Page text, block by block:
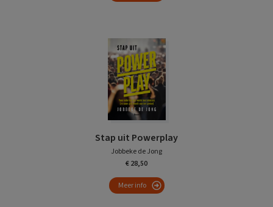
Stap uit Powerplay
Jobbeke de Jong
€ 28,50
Meer info